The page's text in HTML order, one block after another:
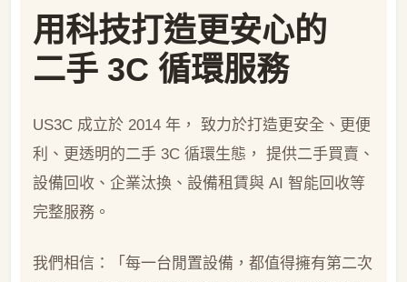
用科技打造更安心的
二手 3C 循環服務
US3C 成立於 2014 年， 致力於打造更安全、更便
利、更透明的二手 3C 循環生態， 提供二手買賣、
設備回收、企業汰換、設備租賃與 AI 智能回收等
完整服務。
我們相信：「每一台閒置設備，都值得擁有第二次